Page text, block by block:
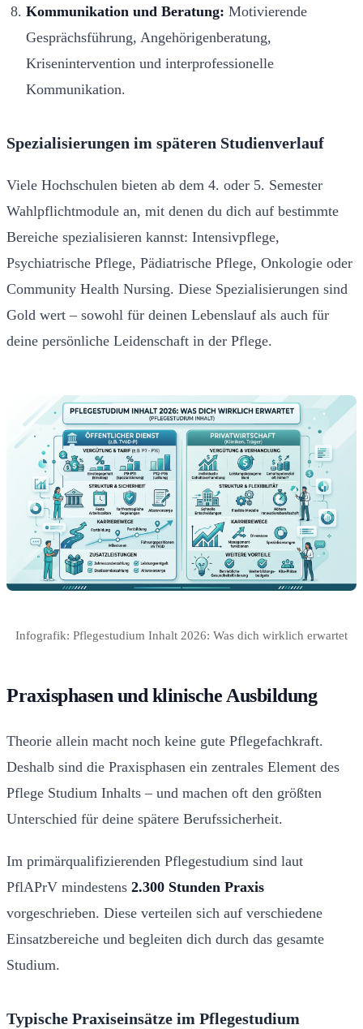
Kommunikation und Beratung: Motivierende
Gesprächsführung, Angehörigenberatung,
Krisenintervention und interprofessionelle
Kommunikation.
Spezialisierungen im späteren Studienverlauf
Viele Hochschulen bieten ab dem 4. oder 5. Semester
Wahlpflichtmodule an, mit denen du dich auf bestimmte
Bereiche spezialisieren kannst: Intensivpflege,
Psychiatrische Pflege, Pädiatrische Pflege, Onkologie oder
Community Health Nursing. Diese Spezialisierungen sind
Gold wert – sowohl für deinen Lebenslauf als auch für
deine persönliche Leidenschaft in der Pflege.
Infografik: Pflegestudium Inhalt 2026: Was dich wirklich erwartet
Praxisphasen und klinische Ausbildung
Theorie allein macht noch keine gute Pflegefachkraft.
Deshalb sind die Praxisphasen ein zentrales Element des
Pflege Studium Inhalts – und machen oft den größten
Unterschied für deine spätere Berufssicherheit.
Im primärqualifizierenden Pflegestudium sind laut
PflAPrV mindestens 2.300 Stunden Praxis
vorgeschrieben. Diese verteilen sich auf verschiedene
Einsatzbereiche und begleiten dich durch das gesamte
Studium.
Typische Praxiseinsätze im Pflegestudium